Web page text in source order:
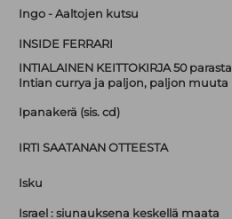
Ingo - Aaltojen kutsu
INSIDE FERRARI
INTIALAINEN KEITTOKIRJA 50 parasta
Intian currya ja paljon, paljon muuta
Ipanakerä (sis. cd)
IRTI SAATANAN OTTEESTA
Isku
Israel : siunauksena keskellä maata